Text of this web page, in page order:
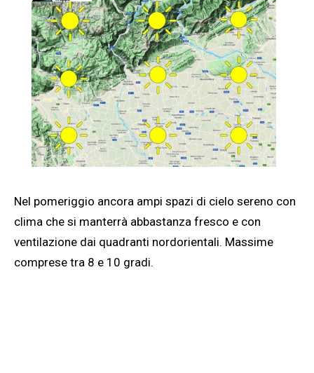
Nel pomeriggio ancora ampi spazi di cielo sereno con
clima che si manterrà abbastanza fresco e con
ventilazione dai quadranti nordorientali. Massime
comprese tra 8 e 10 gradi.